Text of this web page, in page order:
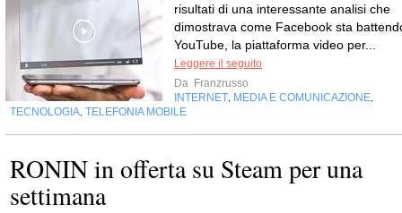
risultati di una interessante analisi che
dimostrava come Facebook sta
YouTube, la piattaforma video per...
Leggere il seguito
Da Franzrusso
INTERNET MEDIA E COMUNICAZIONE
TECNOLOGIA TELEFONIA MOBILE
RONIN in offerta su Steam per una
settimana